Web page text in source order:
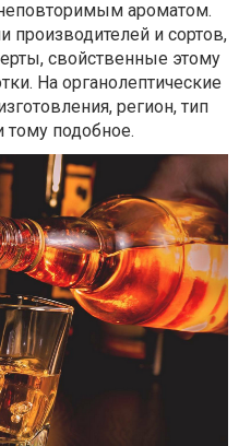
ароматом.
производителей и сортов,
свойственные этому
На органолептические
регион, тип
тому подобное.